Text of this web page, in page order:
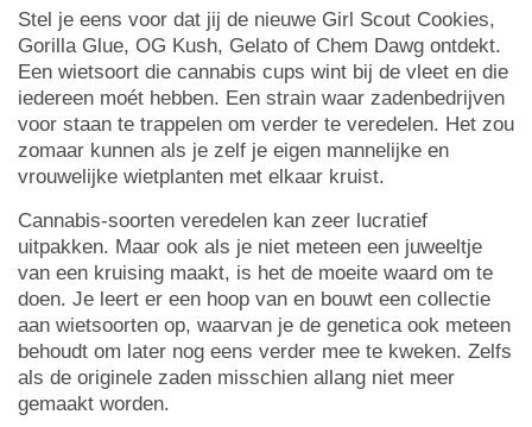
Stel je eens voor dat jij de nieuwe Girl Scout Cookies,
Gorilla Glue, OG Kush, Gelato of Chem Dawg ontdekt.
Een wietsoort die cannabis cups wint bij de vleet en die
iedereen moét hebben. Een strain waar zadenbedrijven
voor staan te trappelen om verder te veredelen. Het zou
zomaar kunnen als je zelf je eigen mannelijke en
vrouwelijke wietplanten met elkaar kruist.
Cannabis-soorten veredelen kan zeer lucratief
uitpakken. Maar ook als je niet meteen een juweeltje
van een kruising maakt, is het de moeite waard om te
doen. Je leert er een hoop van en bouwt een collectie
aan wietsoorten op, waarvan je de genetica ook meteen
behoudt om later nog eens verder mee te kweken. Zelfs
als de originele zaden misschien allang niet meer
gemaakt worden.